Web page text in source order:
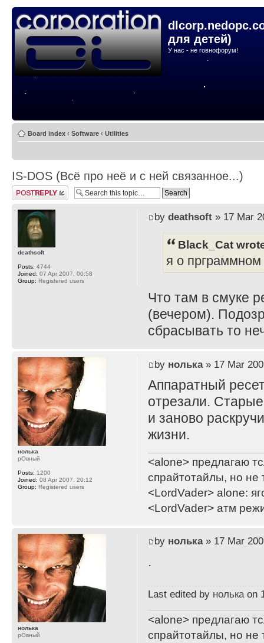
для детей)
У нас - не говнофорум!
Board index ‹ Software ‹ Utilities
IS-DOS (Всё про неё и с ней связанное...)
Post a reply
by deathsoft» 17 Mar
Black_Cat
я о прграммном
Что там в смуке
(вечером).
сбрасывать то
deathsoft
Posts: 4744
Joined: 07 Apr 2007, 00:58
Group: Registered users
by нолька» 17 Mar
Аппаратный
отрезали.
и заново
жизни.
<alone> предлагаю
спрайтотайлы, но не
<LordVader> alone:
<LordVader> атм
нолька
рОвный
Posts: 1200
Joined: 08 Apr 2007, 20:12
Group: Registered users
by нолька» 17 Mar
.
Last edited by нолькаon
<alone> предлагаю
спрайтотайлы, но не
нолька
рОвный